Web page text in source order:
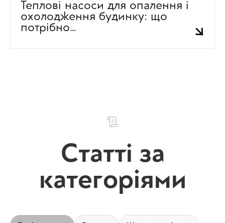
Теплові насоси для опалення і
охолодження будинку: що
потрібно…
Статті за
категоріями